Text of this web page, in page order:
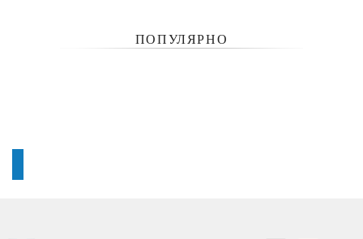
ПОПУЛЯРНО